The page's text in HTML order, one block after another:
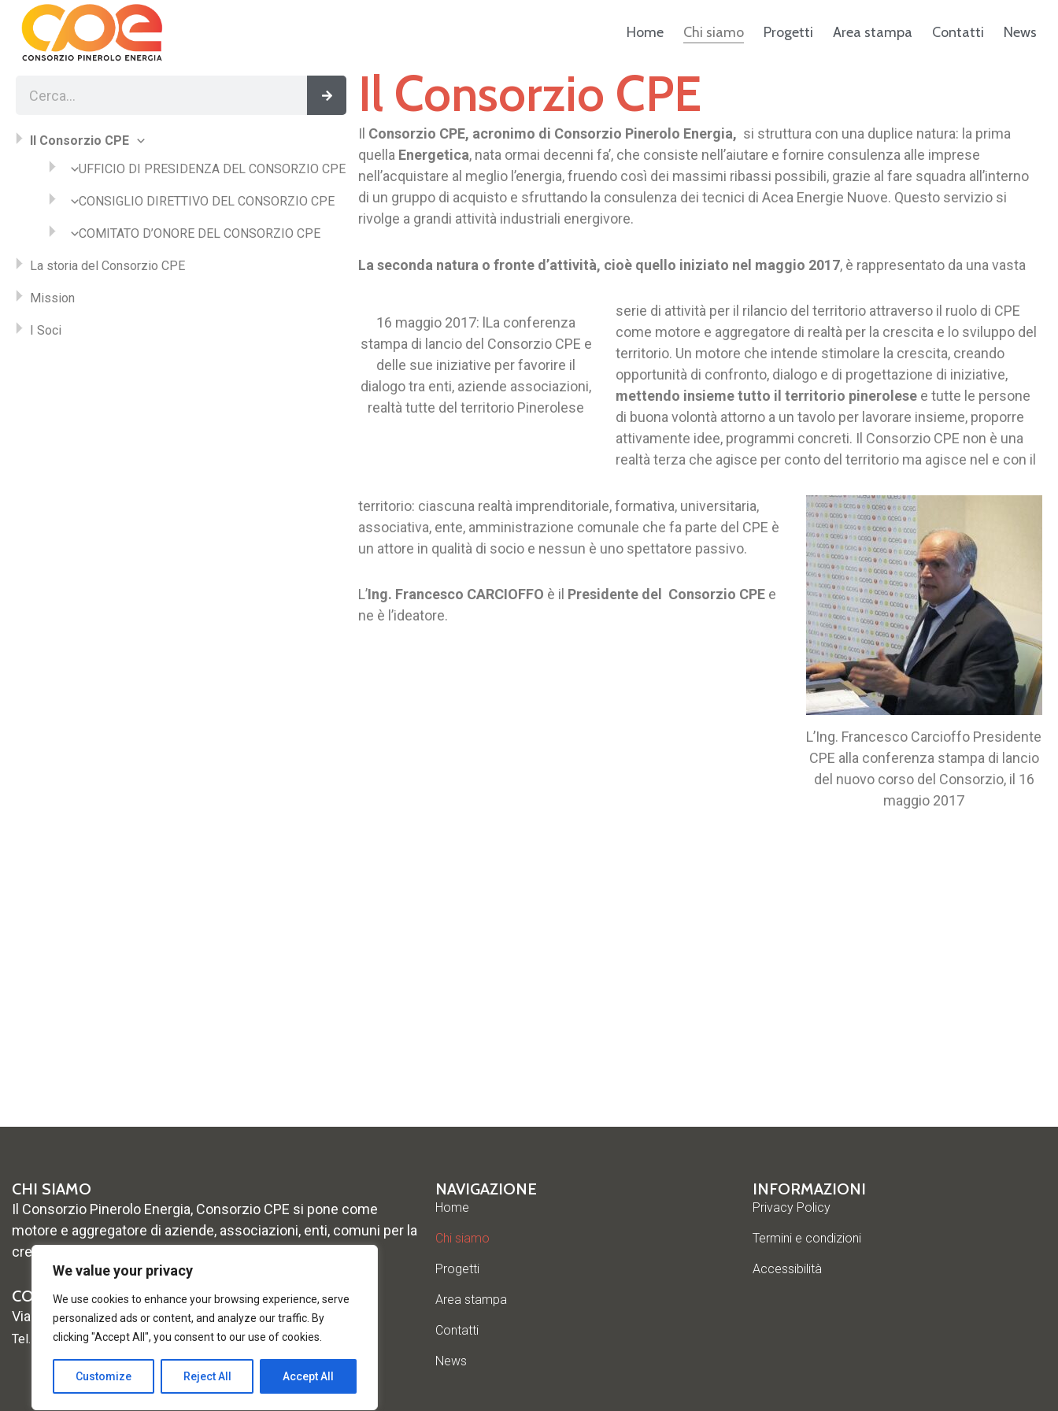
We value your privacy
We use cookies to enhance your browsing experience, serve
personalized ads or content, and analyze our traffic. By
clicking "Accept All", you consent to our use of cookies.
Customize Reject All Accept All
contenuto
Home Chi siamo Progetti Area stampa Contatti News
Il Consorzio CPE
UFFICIO DI PRESIDENZA DEL CONSORZIO CPE
CONSIGLIO DIRETTIVO DEL CONSORZIO CPE
COMITATO D’ONORE DEL CONSORZIO CPE
La storia del Consorzio CPE
Mission
I Soci
Il Consorzio CPE
Il Consorzio CPE, acronimo di Consorzio Pinerolo Energia, si struttura con una duplice natura: la prima
quella Energetica, nata ormai decenni fa’, che consiste nell’aiutare e fornire consulenza alle imprese
nell’acquistare al meglio l’energia, fruendo così dei massimi ribassi possibili, grazie al fare squadra all’interno
di un gruppo di acquisto e sfruttando la consulenza dei tecnici di Acea Energie Nuove. Questo servizio si
rivolge a grandi attività industriali energivore.
La seconda natura o fronte d’attività, cioè quello iniziato nel maggio 2017, è rappresentato da una vasta
16 maggio 2017: lLa conferenza
stampa di lancio del Consorzio CPE e
delle sue iniziative per favorire il
dialogo tra enti, aziende associazioni,
realtà tutte del territorio Pinerolese
serie di attività per il rilancio del territorio attraverso il ruolo di CPE
come motore e aggregatore di realtà per la crescita e lo sviluppo del
territorio. Un motore che intende stimolare la crescita, creando
opportunità di confronto, dialogo e di progettazione di iniziative,
mettendo insieme tutto il territorio pinerolesee tutte le persone
di buona volontà attorno a un tavolo per lavorare insieme, proporre
attivamente idee, programmi concreti. Il Consorzio CPE non è una
realtà terza che agisce per conto del territorio ma agisce nel e con il
L’Ing. Francesco Carcioffo Presidente
CPE alla conferenza stampa di lancio
del nuovo corso del Consorzio, il 16
maggio 2017
territorio: ciascuna realtà imprenditoriale, formativa, universitaria,
associativa, ente, amministrazione comunale che fa parte del CPE è
un attore in qualità di socio e nessun è uno spettatore passivo.
L’Ing. Francesco CARCIOFFO è il Presidente del Consorzio CPE e
ne è l’ideatore.
CHI SIAMO
Il Consorzio Pinerolo Energia, Consorzio CPE si pone come
motore e aggregatore di aziende, associazioni, enti, comuni per la
crescita e lo sviluppo del territorio
CONTATTI
Via Vigone 42 –10064 Pinerolo (TO)
Tel. 0121 2361
NAVIGAZIONE
Home
Chi siamo
Progetti
Area stampa
Contatti
News
INFORMAZIONI
Privacy Policy
Termini e condizioni
Accessibilità